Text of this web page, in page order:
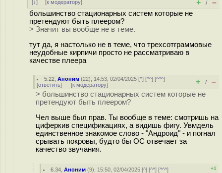
[↓] [к модератору] + / –
большинство стационарных систем которые не
претендуют быть плеером?
> Значит вы вообще не в теме.
тут да, я настолько не в теме, что трехсотграммовые
неудобные кирпичи просто не рассматриваю в
качестве плеера
5.22 ,Аноним (22), 14:53, 02/04/2025 [^] [^^] [^^^]
[ответить] [к модератору] + / –
> большинство стационарных систем которые не
претендуют быть плеером?
Чел выше был прав. Ты вообще в теме: смотришь на
циферкив спецификациях, а видишь фигу. Увмдель
единственное знакомое слово - "Андроид" - и погнал
срывать покровы, будто бы ОС отвечает за
качество звучания.
6.34 ,Аноним (9), 15:50, 02/04/2025 [^] [^^] [^^^]
+1